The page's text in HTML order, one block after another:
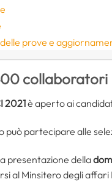
prove e
collaboratori
2021è aperto ai
può partecipare alle
presentazione della
al Minsitero degli